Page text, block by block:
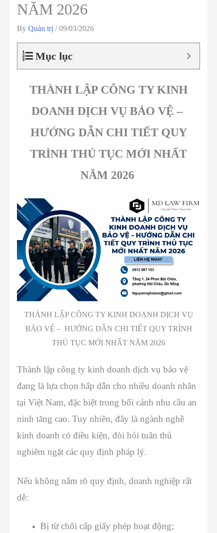
NĂM 2026
By Quản trị /09/03/2026
Mục lục
THÀNH LẬP CÔNG TY KINH
DOANH DỊCH VỤ BẢO VỆ –
HƯỚNG DẪN CHI TIẾT QUY
TRÌNH THỦ TỤC MỚI NHẤT
NĂM 2026
THÀNH LẬP CÔNG TY KINH DOANH DỊCH VỤ
BẢO VỆ – HƯỚNG DẪN CHI TIẾT QUY TRÌNH
THỦ TỤC MỚI NHẤT NĂM 2026
Thành lập công ty kinh doanh dịch vụ bảo vệ
đang là lựa chọn hấp dẫn cho nhiều doanh nhân
tại Việt Nam, đặc biệt trong bối cảnh nhu cầu an
ninh tăng cao. Tuy nhiên, đây là ngành nghề
kinh doanh có điều kiện, đòi hỏi tuân thủ
nghiêm ngặt các quy định pháp lý.
Nếu không nắm rõ quy định, doanh nghiệp rất
dễ:
Bị từ chối cấp giấy phép hoạt động;